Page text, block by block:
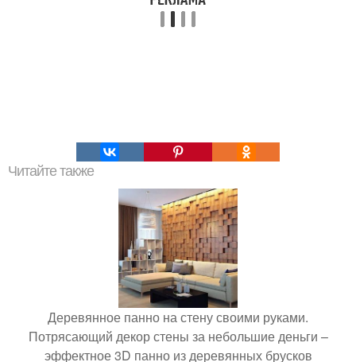
Читайте также
Деревянное панно на стену своими руками.
Потрясающий декор стены за небольшие деньги –
эффектное 3D панно из деревянных брусков